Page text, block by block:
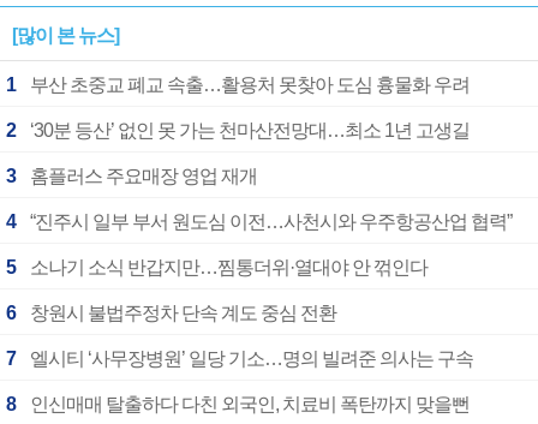
[많이 본 뉴스]
1 부산 초중교 폐교 속출…활용처 못찾아 도심 흉물화 우려
2 ‘30분 등산’ 없인 못 가는 천마산전망대…최소 1년 고생길
3 홈플러스 주요매장 영업 재개
4 “진주시 일부 부서 원도심 이전…사천시와 우주항공산업 협력”
5 소나기 소식 반갑지만…찜통더위·열대야 안 꺾인다
6 창원시 불법주정차 단속 계도 중심 전환
7 엘시티 ‘사무장병원’ 일당 기소…명의 빌려준 의사는 구속
8 인신매매 탈출하다 다친 외국인, 치료비 폭탄까지 맞을뻔